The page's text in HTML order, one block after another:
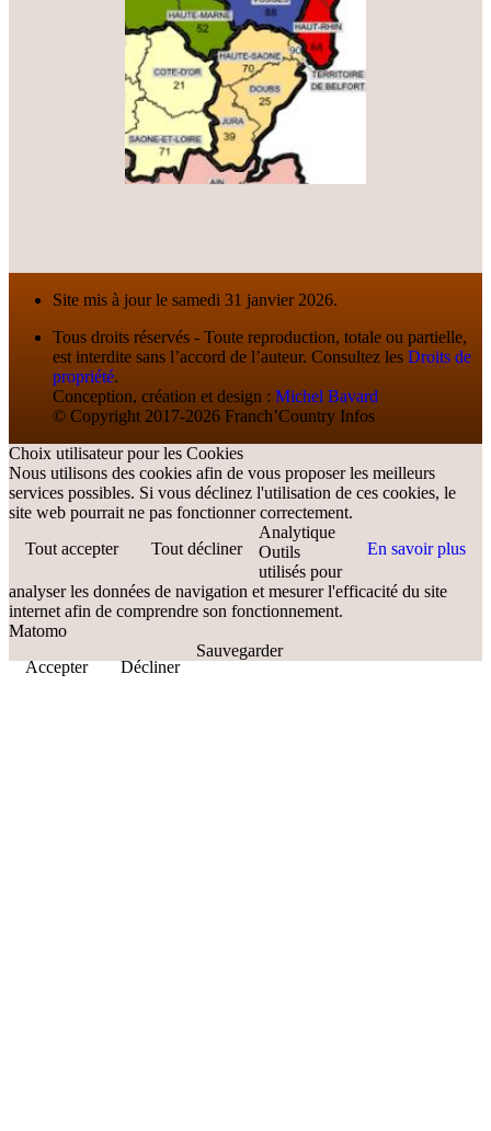
Site mis à jour le samedi 31 janvier 2026.
Tous droits réservés - Toute reproduction, totale ou partielle,
est interdite sans l’accord de l’auteur. Consultez les Droits de
propriété.
Conception, création et design : Michel Bavard
© Copyright 2017-2026 Franch’Country Infos
Choix utilisateur pour les Cookies
Nous utilisons des cookies afin de vous proposer les meilleurs
services possibles. Si vous déclinez l'utilisation de ces cookies, le
site web pourrait ne pas fonctionner correctement.
Tout accepter
Tout décliner En savoir plus
Analytique
Outils
utilisés pour
analyser les données de navigation et mesurer l'efficacité du site
internet afin de comprendre son fonctionnement.
Matomo
Accepter
Décliner
Sauvegarder